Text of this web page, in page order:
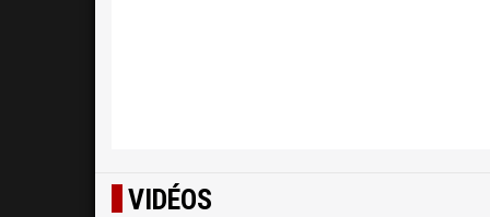
VIDÉOS